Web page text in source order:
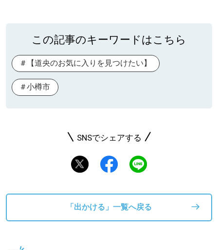
この記事のキーワードはこちら
【道央のお気に入りを見つけたい】
小樽市
SNSでシェアする
「出かける」一覧へ戻る